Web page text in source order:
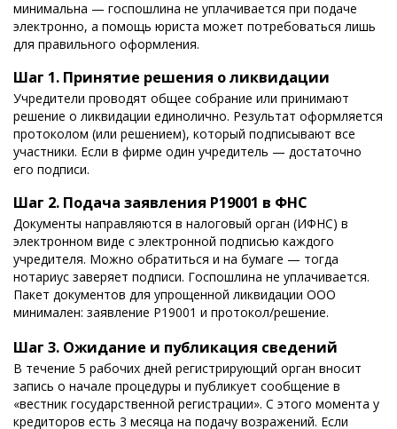
минимальна — госпошлина не уплачивается при подаче
электронно, а помощь юриста может потребоваться лишь
для правильного оформления.
Шаг 1. Принятие решения о ликвидации
Учредители проводят общее собрание или принимают
решение о ликвидации единолично. Результат оформляется
протоколом (или решением), который подписывают все
участники. Если в фирме один учредитель — достаточно
его подписи.
Шаг 2. Подача заявления Р19001 в ФНС
Документы направляются в налоговый орган (ИФНС) в
электронном виде с электронной подписью каждого
учредителя. Можно обратиться и на бумаге — тогда
нотариус заверяет подписи. Госпошлина не уплачивается.
Пакет документов для упрощенной ликвидации ООО
минимален: заявление Р19001 и протокол/решение.
Шаг 3. Ожидание и публикация сведений
В течение 5 рабочих дней регистрирующий орган вносит
запись о начале процедуры и публикует сообщение в
«вестник государственной регистрации». С этого момента у
кредиторов есть 3 месяца на подачу возражений. Если